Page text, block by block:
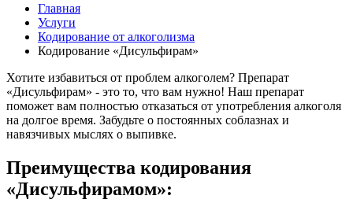
Главная
Услуги
Кодирование от алкоголизма
Кодирование «Дисульфирам»
Хотите избавиться от проблем алкоголем? Препарат
«Дисульфирам» - это то, что вам нужно! Наш препарат
поможет вам полностью отказаться от употребления алкоголя
на долгое время. Забудьте о постоянных соблазнах и
навязчивых мыслях о выпивке.
Преимущества кодирования
«Дисульфирамом»: